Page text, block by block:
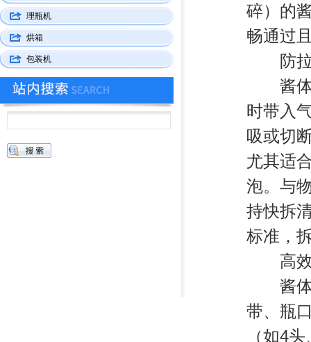
碎）的
畅通过
防拉
酱体
时带入
吸或切
尤其适
泡。与
持快拆
标准，
高效
酱体
带、瓶
（如4
理瓶机
烘箱
包装机